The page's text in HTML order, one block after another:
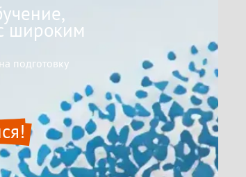
широким
подготовку